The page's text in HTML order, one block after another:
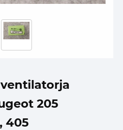
205
405